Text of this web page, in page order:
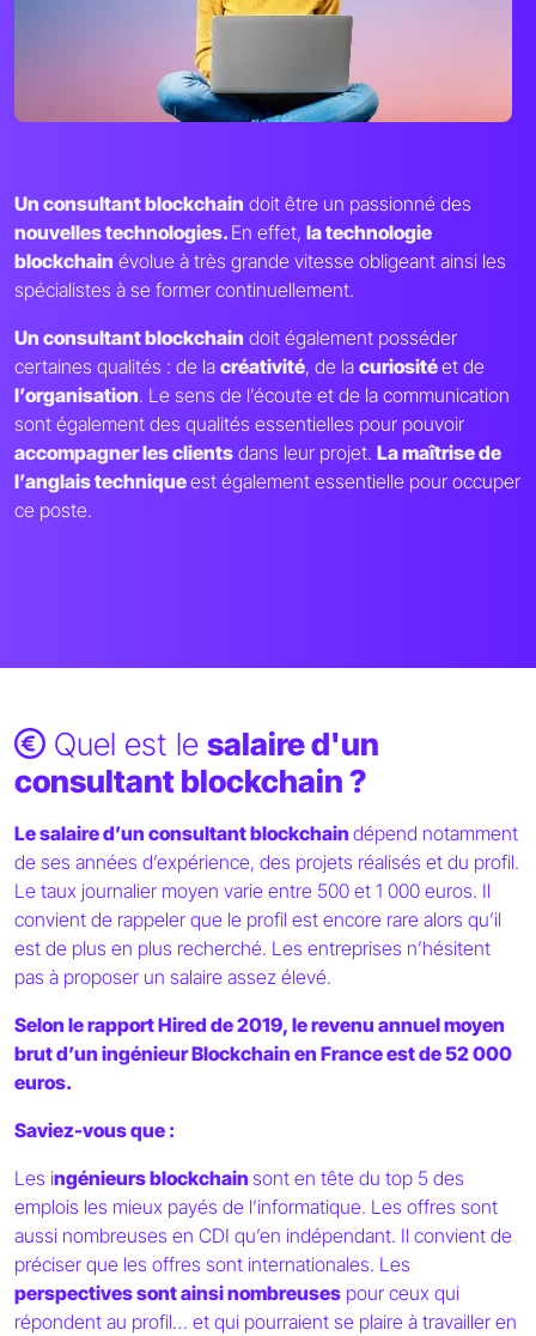
Un consultant blockchain doit être un passionné des
nouvelles technologies. En effet, la technologie
blockchain évolue à très grande vitesse obligeant ainsi les
spécialistes à se former continuellement.
Un consultant blockchain doit également posséder
certaines qualités : de la créativité, de la curiositéet de
l’organisation. Le sens de l’écoute et de la communication
sont également des qualités essentielles pour pouvoir
accompagner les clients dans leur projet. La maîtrise de
l’anglais techniqueest également essentielle pour occuper
ce poste.
Quel est lesalaire d'un
consultant blockchain ?
Le salaire d’un consultant blockchain dépend notamment
de ses années d’expérience, des projets réalisés et du profil.
Le taux journalier moyen varie entre 500 et 1 000 euros. Il
convient de rappeler que le profil est encore rare alors qu’il
est de plus en plus recherché. Les entreprises n’hésitent
pas à proposer un salaire assez élevé.
Selon le rapport Hired de 2019, le revenu annuel moyen
brut d’un ingénieur Blockchain en France est de 52 000
euros.
Saviez-vous que :
Les ingénieurs blockchain sont en tête du top 5 des
emplois les mieux payés de l’informatique. Les offres sont
aussi nombreuses en CDI qu’en indépendant. Il convient de
préciser que les offres sont internationales. Les
perspectives sont ainsi nombreuses pour ceux qui
répondent au profil… et qui pourraient se plaire à travailler en